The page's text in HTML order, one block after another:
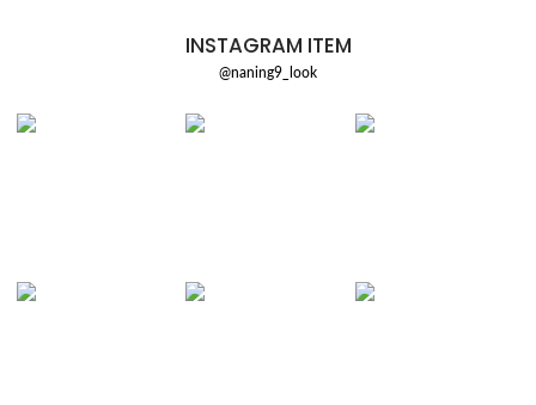
INSTAGRAM ITEM
@naning9_look